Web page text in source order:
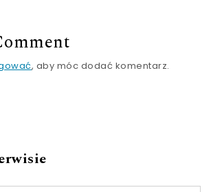
, aby móc dodać komentarz.